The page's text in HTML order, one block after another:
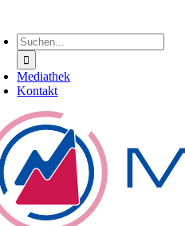
springen
Suche
nach:
Mediathek
Kontakt